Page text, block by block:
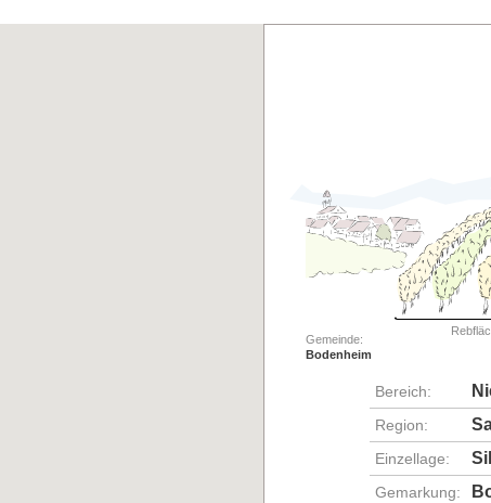
Gemeinde:
Bodenheim
Bereich:
Region:
Einzellage:
Gemarkung: